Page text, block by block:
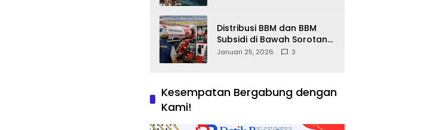
Distribusi BBM dan BBM
Subsidi di Bawah Sorotan
Publik: Antara Kepentingan
Januari 25, 2026 3
Kesempatan Bergabung dengan
Kami!